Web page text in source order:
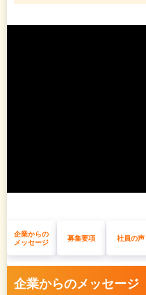
企業からの
メッセージ
募集要項 社員の声
企業からのメッセージ